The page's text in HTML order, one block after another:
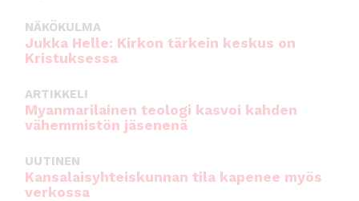
NÄKÖKULMA
Jukka Helle: Kirkon tärkein keskus on
Kristuksessa
ARTIKKELI
Myanmarilainen teologi kasvoi kahden
vähemmistön jäsenenä
UUTINEN
Kansalaisyhteiskunnan tila kapenee myös
verkossa